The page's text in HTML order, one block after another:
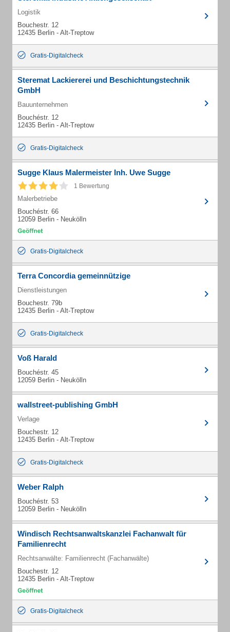
Logistik
Bouchestr. 12
12435 Berlin - Alt-Treptow
Gratis-Digitalcheck
Steremat Lackiererei und Beschichtungstechnik
GmbH
Bauunternehmen
Bouchéstr. 12
12435 Berlin - Alt-Treptow
Gratis-Digitalcheck
Sugge Klaus Malermeister Inh. Uwe Sugge
1 Bewertung
Malerbetriebe
Bouchéstr. 66
12059 Berlin - Neukölln
Gratis-Digitalcheck
Terra Concordia gemeinnützige
Dienstleistungen
Bouchestr. 79b
12435 Berlin - Alt-Treptow
Gratis-Digitalcheck
Voß Harald
Bouchéstr. 45
12059 Berlin - Neukölln
wallstreet-publishing GmbH
Verlage
Bouchestr. 12
12435 Berlin - Alt-Treptow
Gratis-Digitalcheck
Weber Ralph
Bouchéstr. 53
12059 Berlin - Neukölln
Windisch Rechtsanwaltskanzlei Fachanwalt für
Familienrecht
Rechtsanwälte: Familienrecht (Fachanwälte)
Bouchestr. 12
12435 Berlin - Alt-Treptow
Gratis-Digitalcheck